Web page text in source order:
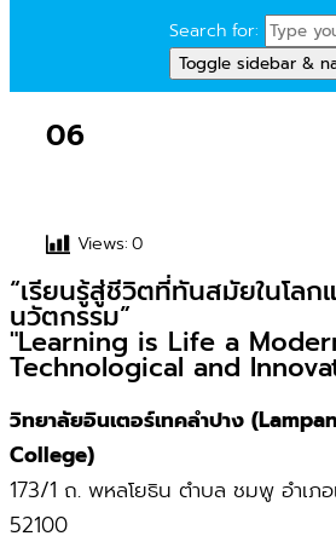
Search for:
Toggle sidebar &
06
Views:0
“เรียนรู้สู่ชีวิตที่ทันสมัยในโลก
นวัตกรรม”
"Learning is Life a
Technological and
วิทยาลัยอินเตอร์เทคลำปาง
College)
173/1 ถ. พหลโยธิน ตำบล ชมพู อำเภอ
52100